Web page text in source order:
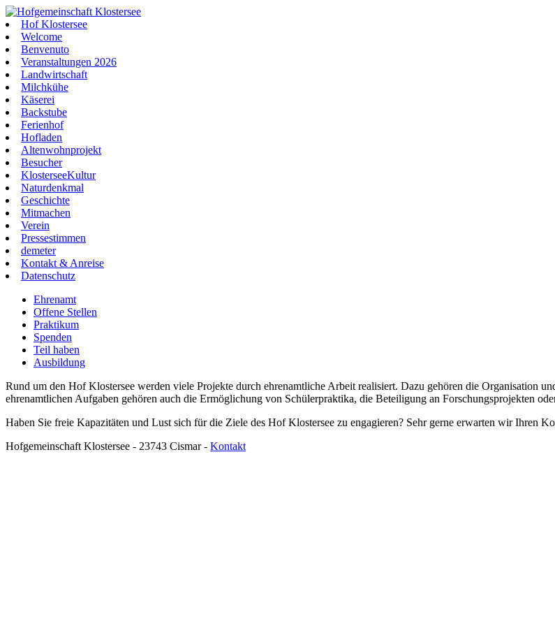
Hof Klostersee
Welcome
Benvenuto
Veranstaltungen 2026
Landwirtschaft
Milchkühe
Käserei
Backstube
Ferienhof
Hofladen
Altenwohnprojekt
Besucher
KlosterseeKultur
Naturdenkmal
Geschichte
Mitmachen
Verein
Pressestimmen
demeter
Kontakt & Anreise
Datenschutz
Ehrenamt
Offene Stellen
Praktikum
Spenden
Teil haben
Ausbildung
Rund um den Hof Klostersee werden viele Projekte durch ehrenamtliche Arbeit realisiert. Dazu gehören die Organisation
ehrenamtlichen Aufgaben gehören auch die Ermöglichung von Schülerpraktika, die Beteiligung an Forschungsprojekten
Haben Sie freie Kapazitäten und Lust sich für die Ziele des Hof Klostersee zu engagieren? Sehr gerne erwarten wir Ihren
Hofgemeinschaft Klostersee - 23743 Cismar - Kontakt